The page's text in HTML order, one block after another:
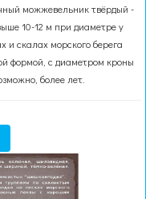
можжевельник твёрдый -
10-12 м при диаметре у
и скалах морского берега
формой, с диаметром кроны
более лет.